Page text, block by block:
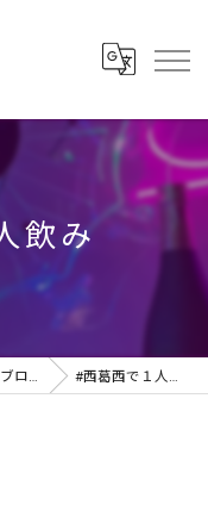
飲み
ブログ #西葛西で１人飲み